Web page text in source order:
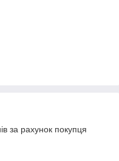
за рахунок покупця